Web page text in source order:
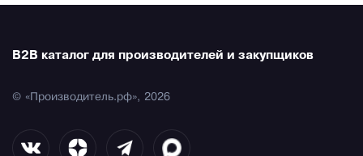
B2B каталог для производителей и закупщиков
© «Производитель.рф», 2026